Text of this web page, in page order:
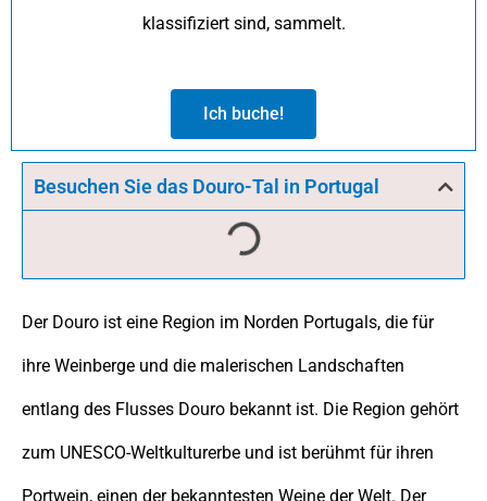
klassifiziert sind, sammelt.
Ich buche!
Besuchen Sie das Douro-Tal in Portugal
Der Douro ist eine Region im Norden Portugals, die für
ihre Weinberge und die malerischen Landschaften
entlang des Flusses Douro bekannt ist. Die Region gehört
zum UNESCO-Weltkulturerbe und ist berühmt für ihren
Portwein, einen der bekanntesten Weine der Welt. Der